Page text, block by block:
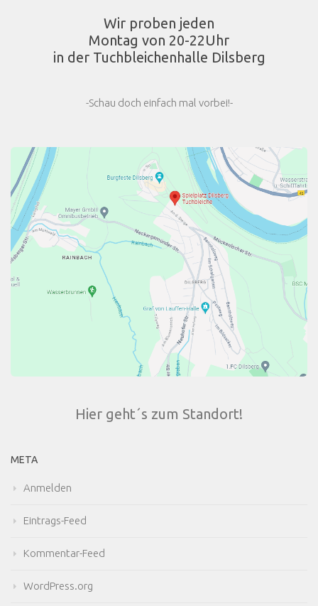
Wir proben jeden
Montag von 20-22Uhr
in der Tuchbleichenhalle Dilsberg
-Schau doch einfach mal vorbei!-
Hier geht´s zum Standort!
META
Anmelden
Eintrags-Feed
Kommentar-Feed
WordPress.org